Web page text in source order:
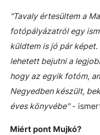
"Tavaly értesültem a
fotópályázatról egy
küldtem is jó pár
lehetett bejutni a
hogy az egyik fotóm,
Negyedben készült,
éves könyvébe"-
Miért pont Mujkó?